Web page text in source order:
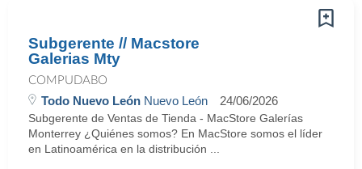
Subgerente // Macstore
Galerias Mty
COMPUDABO
Todo Nuevo León Nuevo León 24/06/2026
Subgerente de Ventas de Tienda - MacStore Galerías
Monterrey ¿Quiénes somos? En MacStore somos el líder
en Latinoamérica en la distribución ...